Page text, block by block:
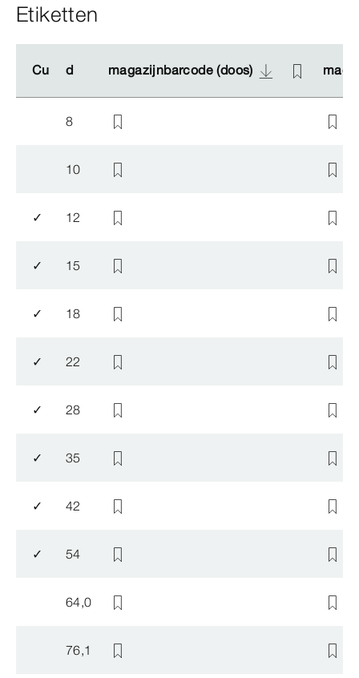
Etiketten
Cu d magazijnbarcode (doos)
Cu d magazijnbarcode (doos)
8
10
✓ 12
✓ 15
✓ 18
✓ 22
✓ 28
✓ 35
✓ 42
✓ 54
64,0
76,1